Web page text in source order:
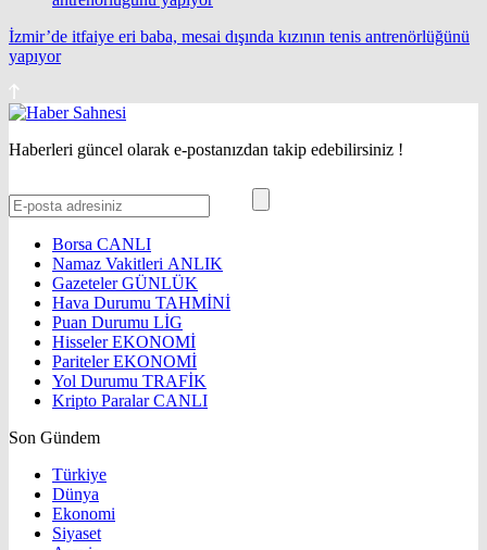
İzmir’de itfaiye eri baba, mesai dışında kızının tenis antrenörlüğünü
yapıyor
Haberleri güncel olarak e-postanızdan takip edebilirsiniz !
Borsa CANLI
Namaz Vakitleri ANLIK
GazetelerGÜNLÜK
Hava Durumu TAHMİNİ
Puan Durumu LİG
HisselerEKONOMİ
ParitelerEKONOMİ
Yol Durumu TRAFİK
Kripto ParalarCANLI
Son Gündem
Türkiye
Dünya
Ekonomi
Siyaset